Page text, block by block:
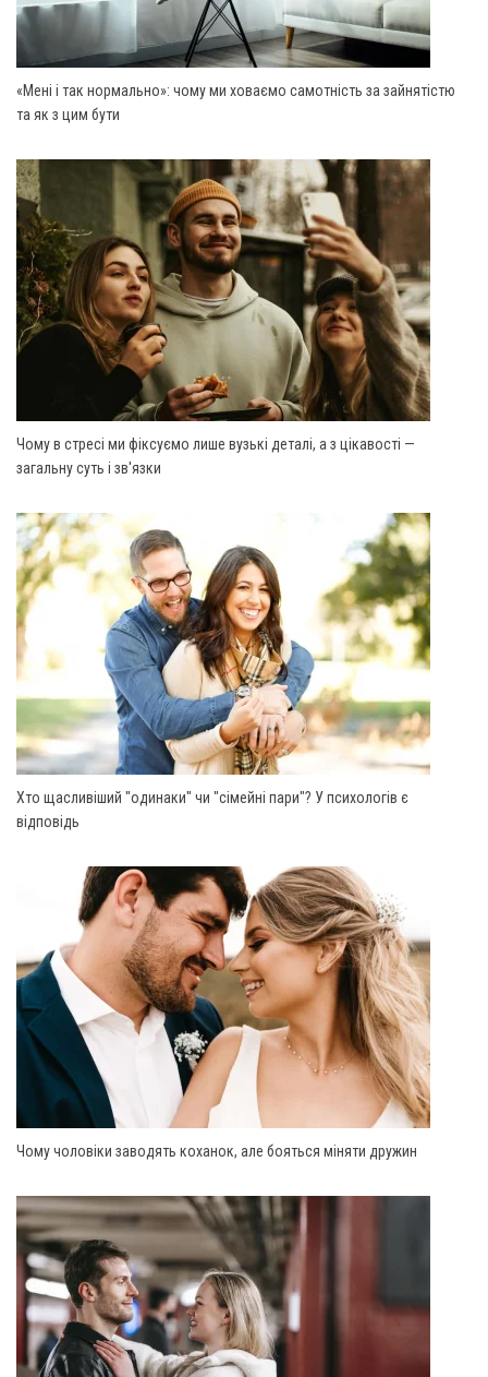
«Мені і так нормально»: чому ми ховаємо самотність за зайнятістю
та як з цим бути
Чому в стресі ми фіксуємо лише вузькі деталі, а з цікавості —
загальну суть і зв'язки
Хто щасливіший "одинаки" чи "сімейні пари"? У психологів є
відповідь
Чому чоловіки заводять коханок, але бояться міняти дружин